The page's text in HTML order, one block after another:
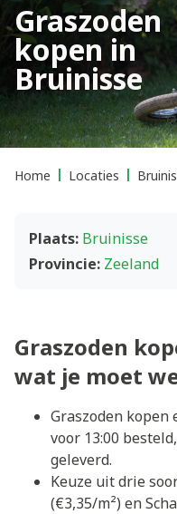
Graszoden
kopen in
Bruinisse
Home Locaties
Plaats: Bruinisse
Provincie: Zeeland
Graszoden
wat je moet
Graszoden
voor 13:00
geleverd.
Keuze uit drie
(€3,35/m²) en